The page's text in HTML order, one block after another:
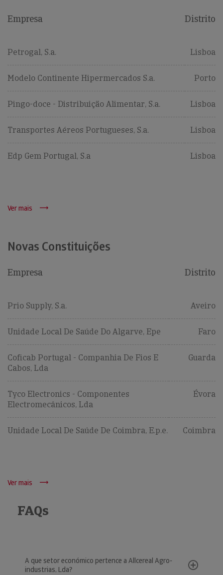
Empresa Distrito
Petrogal, S.a. Lisboa
Modelo Continente Hipermercados S.a. Porto
Pingo-doce - Distribuição Alimentar, S.a. Lisboa
Transportes Aéreos Portugueses, S.a. Lisboa
Edp Gem Portugal, S.a Lisboa
Ver mais
Novas Constituições
Empresa Distrito
Prio Supply, S.a. Aveiro
Unidade Local De Saúde Do Algarve, Epe Faro
Coficab Portugal - Companhia De Fios E
Cabos, Lda
Guarda
Tyco Electronics - Componentes
Electromecânicos, Lda
Évora
Unidade Local De Saúde De Coimbra, E.p.e. Coimbra
Ver mais
FAQs
A que setor económico pertence a Allcereal Agro-
industrias, Lda?